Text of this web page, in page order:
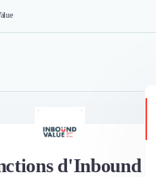
d'Inbound